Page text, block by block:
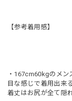
【参考着用感】
・167cm60kgのメン
目な感じで着用出来
着丈はお尻が全て隠